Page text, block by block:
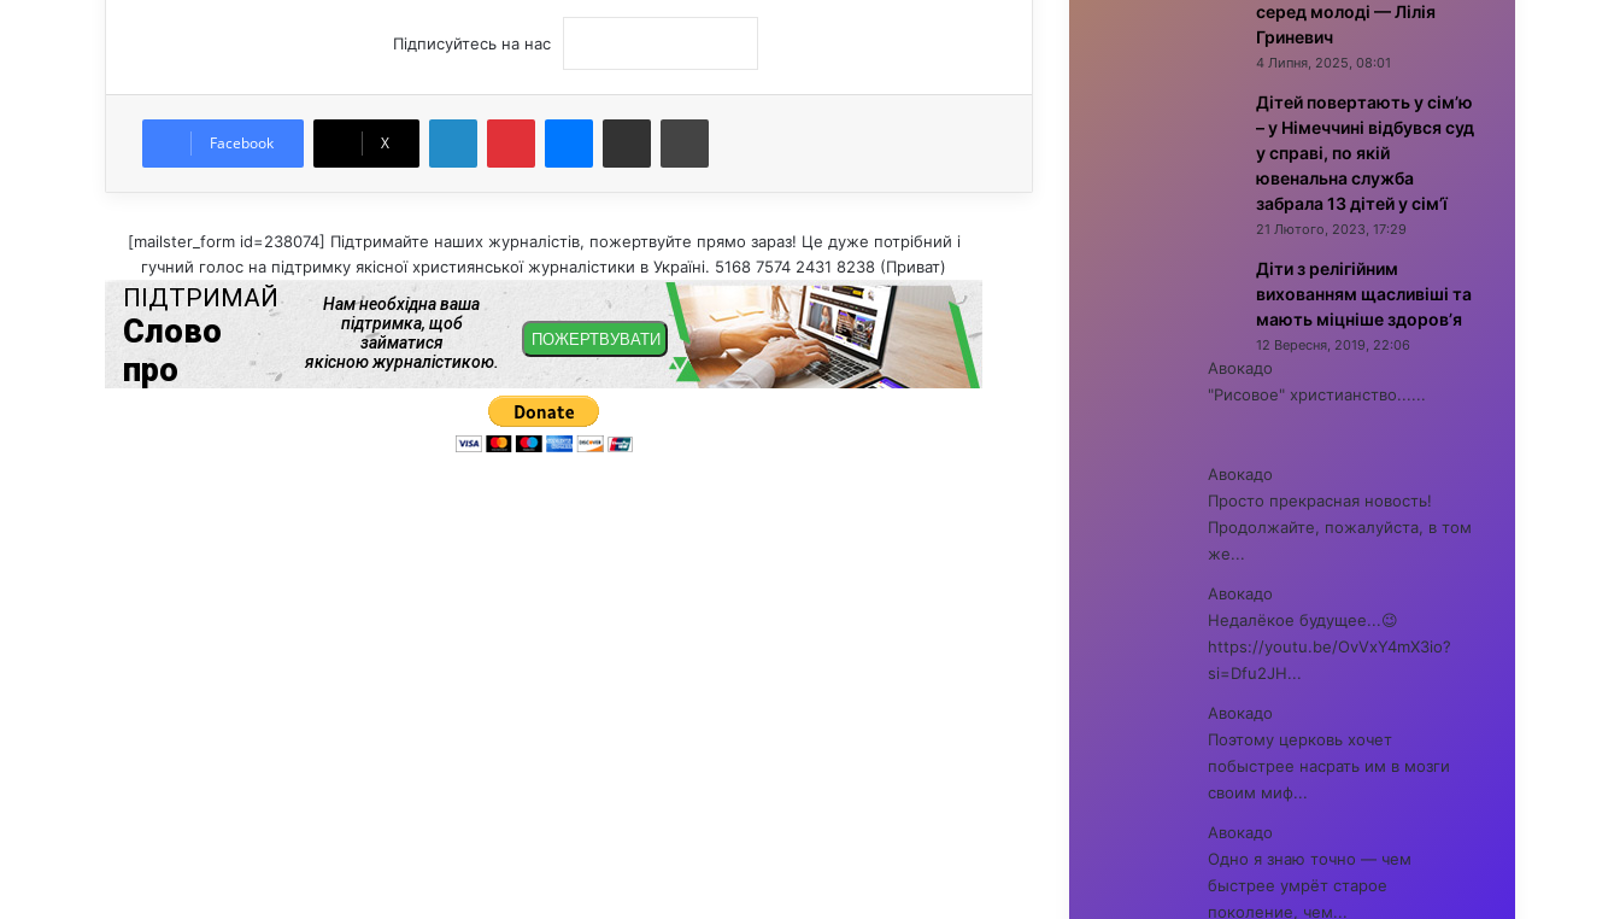
Підписуйтесь на нас
Facebook X
Поділитися електронною поштою
[mailster_form id=238074] Підтримайте наших журналістів, пожертвуйте прямо зараз! Це дуже потрібний і
гучний голос на підтримку якісної християнської журналістики в Україні. 5168 7574 2431 8238 (Приват)
серед молоді — Лілія
Гриневич
4 Липня, 2025, 08:01
Дітей повертають у сім’ю
– у Німеччині відбувся суд
у справі, по якій
ювенальна служба
забрала 13 дітей у сім’ї
21 Лютого, 2023, 17:29
Діти з релігійним
вихованням щасливіші та
мають міцніше здоров’я
12 Вересня, 2019, 22:06
Авокадо
"Рисовое" христианство......
Авокадо
Просто прекрасная новость!
Продолжайте, пожалуйста, в том
же...
Авокадо
Недалёкое будущее...😉
https://youtu.be/OvVxY4mX3io?
si=Dfu2JH...
Авокадо
Поэтому церковь хочет
побыстрее насрать им в мозги
своим миф...
Авокадо
Одно я знаю точно — чем
быстрее умрёт старое
поколение, чем...